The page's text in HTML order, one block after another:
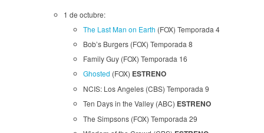
1 de octubre:
The Last Man on Earth (FOX) Temporada 4
Bob’s Burgers (FOX) Temporada 8
Family Guy (FOX) Temporada 16
Ghosted (FOX) ESTRENO
NCIS: Los Angeles (CBS) Temporada 9
Ten Days in the Valley (ABC) ESTRENO
The Simpsons (FOX) Temporada 29